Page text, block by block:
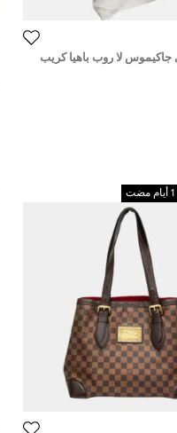
جاكيموس لا روب باهيا كريب
- ميديم